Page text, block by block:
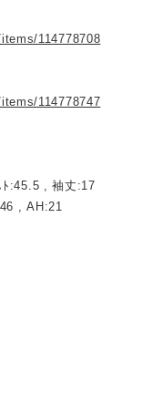
114778708
114778747
:45.5 , 袖丈:17
, AH:21